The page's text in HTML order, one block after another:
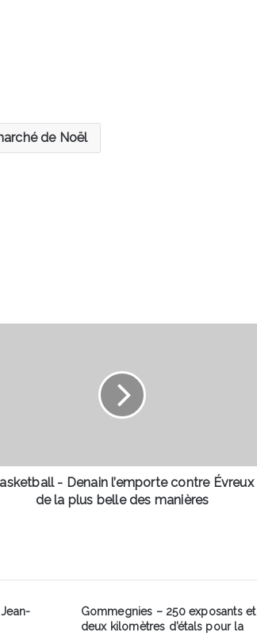
de Noël
- Denain l’emporte contre Évreux
de la plus belle des manières
Gommegnies – 250 exposants et
deux kilomètres d’étals pour la